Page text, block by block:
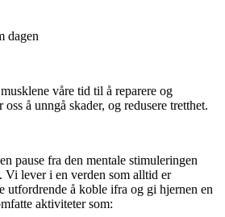
dagen
våre tid til å reparere og
å unngå skader, og redusere tretthet.
pause fra den mentale stimuleringen
Vi lever i en verden som alltid er
utfordrende å koble ifra og gi hjernen en
aktiviteter som: